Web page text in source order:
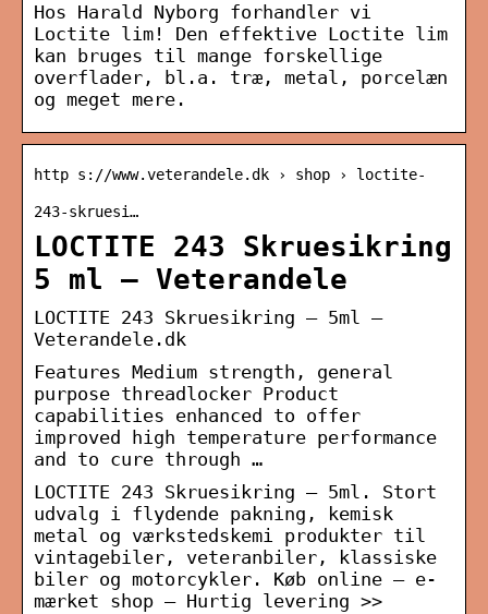
Hos Harald Nyborg forhandler vi
Loctite lim! Den effektive Loctite lim
kan bruges til mange forskellige
overflader, bl.a. træ, metal, porcelæn
og meget mere.
http s://www.veterandele.dk › shop › loctite-
243-skruesi…
LOCTITE 243 Skruesikring
5 ml – Veterandele
LOCTITE 243 Skruesikring – 5ml –
Veterandele.dk
Features Medium strength, general
purpose threadlocker Product
capabilities enhanced to offer
improved high temperature performance
and to cure through …
LOCTITE 243 Skruesikring – 5ml. Stort
udvalg i flydende pakning, kemisk
metal og værkstedskemi produkter til
vintagebiler, veteranbiler, klassiske
biler og motorcykler. Køb online – e-
mærket shop – Hurtig levering >>